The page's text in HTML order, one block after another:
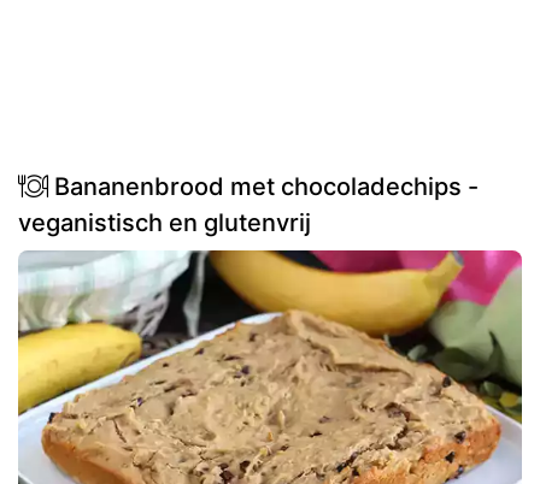
Bananenbrood met chocoladechips -
veganistisch en glutenvrij